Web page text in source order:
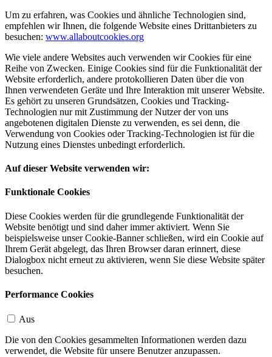
Um zu erfahren, was Cookies und ähnliche Technologien sind,
empfehlen wir Ihnen, die folgende Website eines Drittanbieters zu
besuchen: www.allaboutcookies.org
Wie viele andere Websites auch verwenden wir Cookies für eine
Reihe von Zwecken. Einige Cookies sind für die Funktionalität der
Website erforderlich, andere protokollieren Daten über die von
Ihnen verwendeten Geräte und Ihre Interaktion mit unserer Website.
Es gehört zu unseren Grundsätzen, Cookies und Tracking-
Technologien nur mit Zustimmung der Nutzer der von uns
angebotenen digitalen Dienste zu verwenden, es sei denn, die
Verwendung von Cookies oder Tracking-Technologien ist für die
Nutzung eines Dienstes unbedingt erforderlich.
Auf dieser Website verwenden wir:
Funktionale Cookies
Diese Cookies werden für die grundlegende Funktionalität der
Website benötigt und sind daher immer aktiviert. Wenn Sie
beispielsweise unser Cookie-Banner schließen, wird ein Cookie auf
Ihrem Gerät abgelegt, das Ihren Browser daran erinnert, diese
Dialogbox nicht erneut zu aktivieren, wenn Sie diese Website später
besuchen.
Performance Cookies
Aus
Die von den Cookies gesammelten Informationen werden dazu
verwendet, die Website für unsere Benutzer anzupassen.